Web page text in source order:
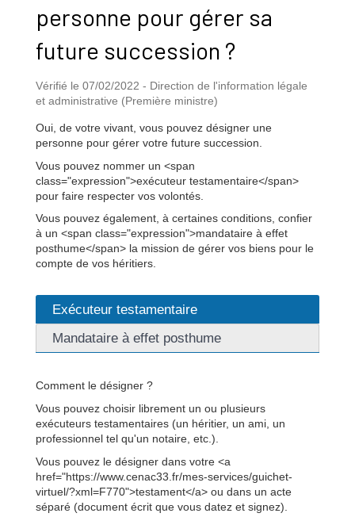
personne pour gérer sa
future succession ?
Vérifié le 07/02/2022 - Direction de l'information légale
et administrative (Première ministre)
Oui, de votre vivant, vous pouvez désigner une
personne pour gérer votre future succession.
Vous pouvez nommer un <span
class="expression">exécuteur testamentaire</span>
pour faire respecter vos volontés.
Vous pouvez également, à certaines conditions, confier
à un <span class="expression">mandataire à effet
posthume</span> la mission de gérer vos biens pour le
compte de vos héritiers.
Exécuteur testamentaire
Mandataire à effet posthume
Comment le désigner ?
Vous pouvez choisir librement un ou plusieurs
exécuteurs testamentaires (un héritier, un ami, un
professionnel tel qu'un notaire, etc.).
Vous pouvez le désigner dans votre <a
href="https://www.cenac33.fr/mes-services/guichet-
virtuel/?xml=F770">testament</a> ou dans un acte
séparé (document écrit que vous datez et signez).